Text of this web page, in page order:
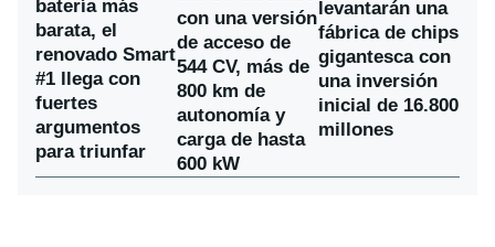
batería más
barata, el
renovado Smart
#1 llega con
fuertes
argumentos
para triunfar
con una versión
de acceso de
544 CV, más de
800 km de
autonomía y
carga de hasta
600 kW
levantarán una
fábrica de chips
gigantesca con
una inversión
inicial de 16.800
millones